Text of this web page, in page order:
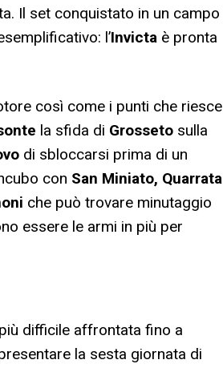
Il set conquistato in un campo
l’Invicta è pronta
così come i punti che riesce
la sfida di Grosseto sulla
di sbloccarsi prima di un
con San Miniato, Quarrata
che può trovare minutaggio
essere le armi in più per
difficile affrontata fino a
la sesta giornata di